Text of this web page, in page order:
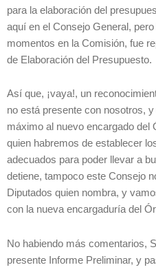
para la elaboración del
aquí en el Consejo General,
momentos en la Comisión, fue
de Elaboración del Presupuesto.
Así que, ¡vaya!, un
no está presente con nosotros,
máximo al nuevo encargado del
quien habremos de establecer
adecuados para poder llevar a
detiene, tampoco este Consejo
Diputados quien nombra, y
con la nueva encargaduría del
No habiendo más comentarios,
presente Informe Preliminar, y